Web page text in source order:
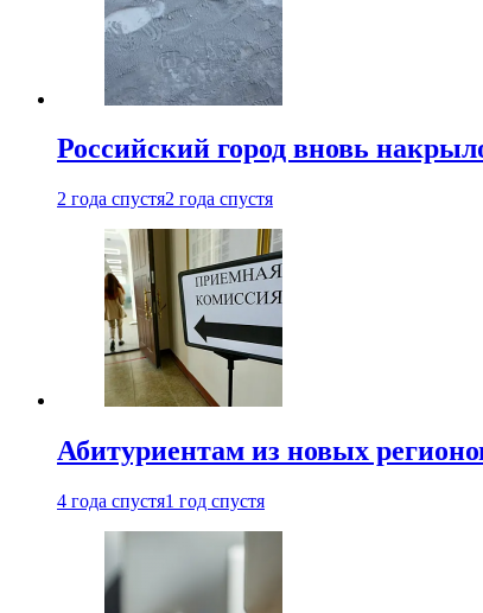
Российский город вновь
2 года спустя2 года спустя
Абитуриентам из новых
4 года спустя1 год спустя